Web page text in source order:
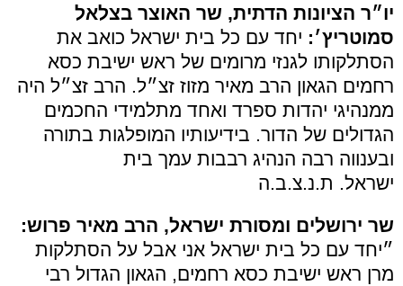
יו״ר הציונות הדתית, שר האוצר בצלאל
סמוטריץ׳: יחד עם כל בית ישראל כואב את
הסתלקותו לגנזי מרומים של ראש ישיבת כסא
רחמים הגאון הרב מאיר מזוז זצ״ל. הרב זצ״ל היה
ממנהיגי יהדות ספרד ואחד מתלמידי החכמים
הגדולים של הדור. בידיעותיו המופלגות בתורה
ובענווה רבה הנהיג רבבות עמך בית
ישראל. ת.נ.צ.ב.ה
שר ירושלים ומסורת ישראל, הרב מאיר פרוש:
״יחד עם כל בית ישראל אני אבל על הסתלקות
מרן ראש ישיבת כסא רחמים, הגאון הגדול רבי